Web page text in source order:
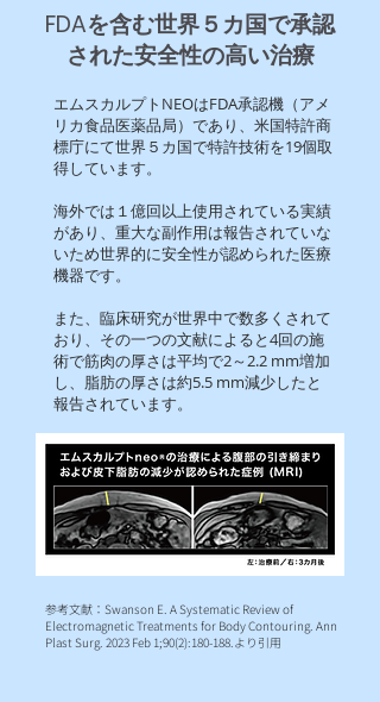
FDAを含む世界５カ国で承認
された安全性の高い治療
エムスカルプトNEOはFDA承認機（アメ
リカ食品医薬品局）であり、米国特許商
標庁にて世界５カ国で特許技術を19個取
得しています。
海外では１億回以上使用されている実績
があり、重大な副作用は報告されていな
いため世界的に安全性が認められた医療
機器です。
また、臨床研究が世界中で数多くされて
おり、その一つの文献によると4回の施
術で筋肉の厚さは平均で2～2.2 mm増加
し、脂肪の厚さは約5.5 mm減少したと
報告されています。
参考文献：Swanson E. A Systematic Review of
Electromagnetic Treatments for Body Contouring. Ann
Plast Surg. 2023 Feb 1;90(2):180-188.より引用